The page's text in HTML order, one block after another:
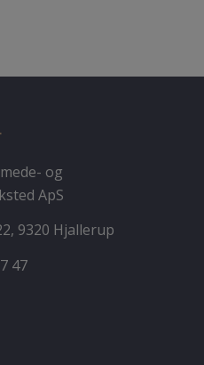
og
ApS
9320 Hjallerup
47